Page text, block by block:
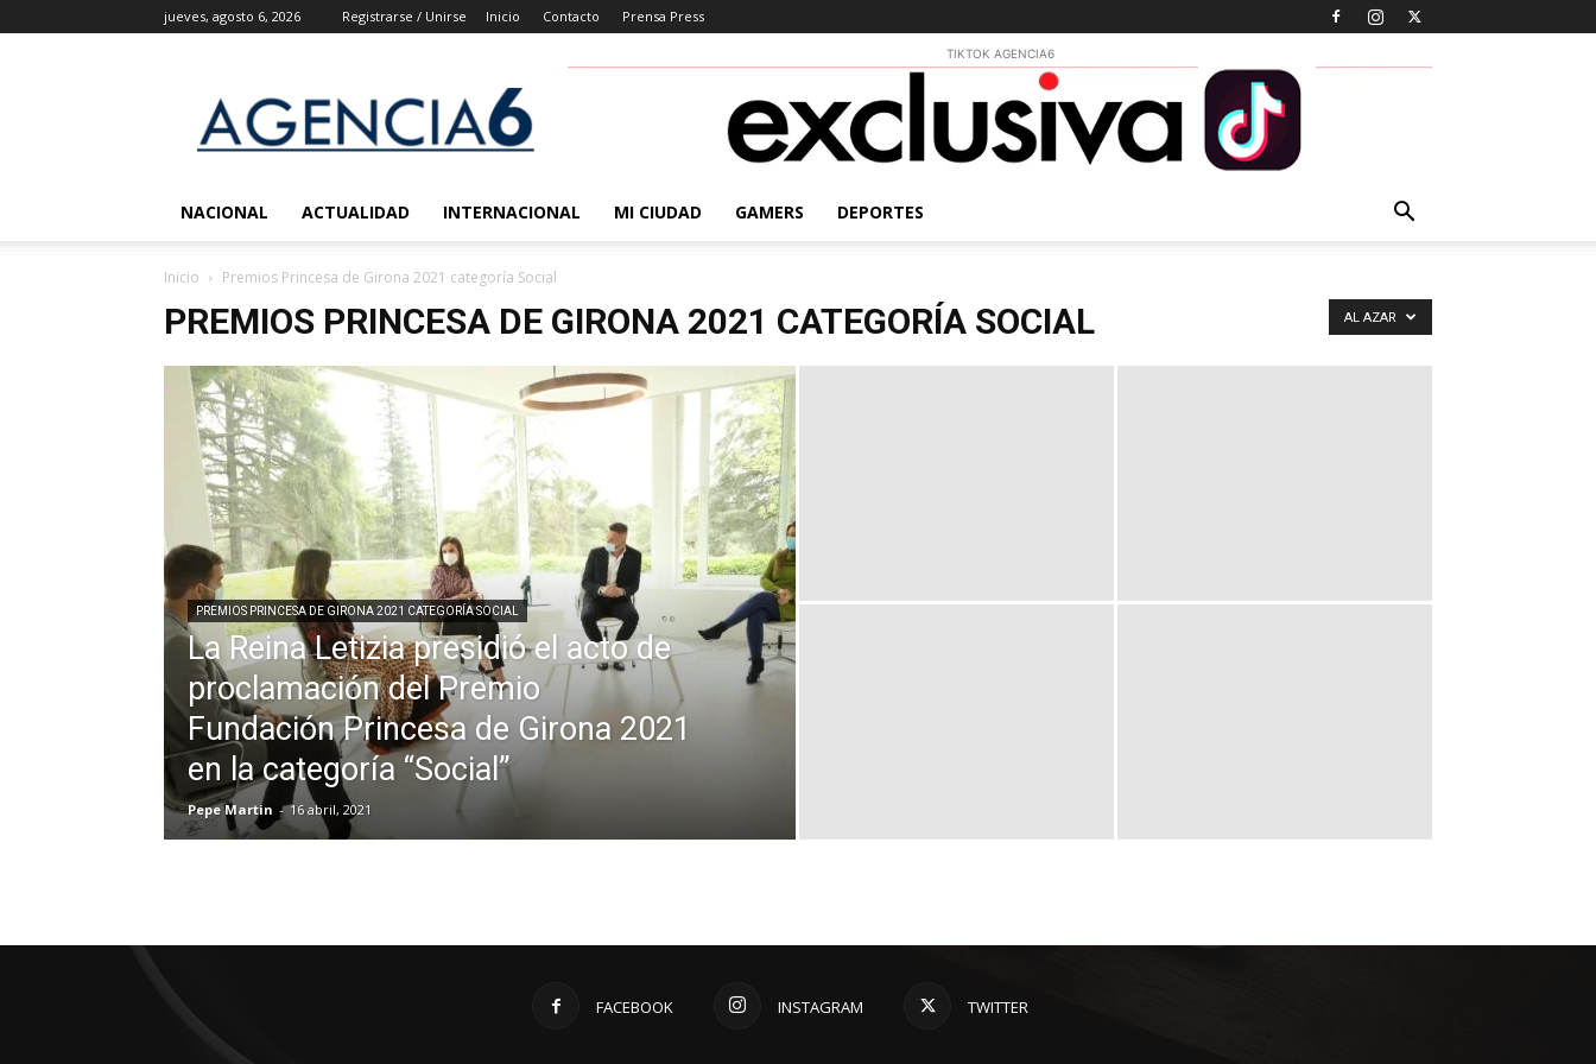
jueves, agosto 6, 2026 Registrarse / Unirse Inicio Contacto Prensa Press
6
Noticias
TIKTOK AGENCIA6
NACIONAL ACTUALIDAD INTERNACIONAL MI CIUDAD GAMERS DEPORTES
Inicio Premios Princesa de Girona 2021 categoría Social
PREMIOS PRINCESA DE GIRONA 2021 CATEGORÍA SOCIAL AL AZAR
PREMIOS PRINCESA DE GIRONA 2021 CATEGORÍA SOCIAL
La Reina Letizia presidió el acto de
proclamación del Premio
Fundación Princesa de Girona 2021
en la categoría “Social”
Pepe Martin - 16 abril, 2021
FACEBOOK INSTAGRAM TWITTER